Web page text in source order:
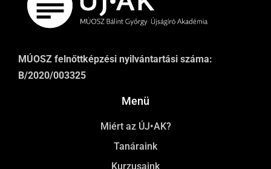
MÚOSZ felnőttképzési nyilvántartási száma:
B/2020/003325
Menü
Miért az ÚJ•AK?
Tanáraink
Kurzusaink